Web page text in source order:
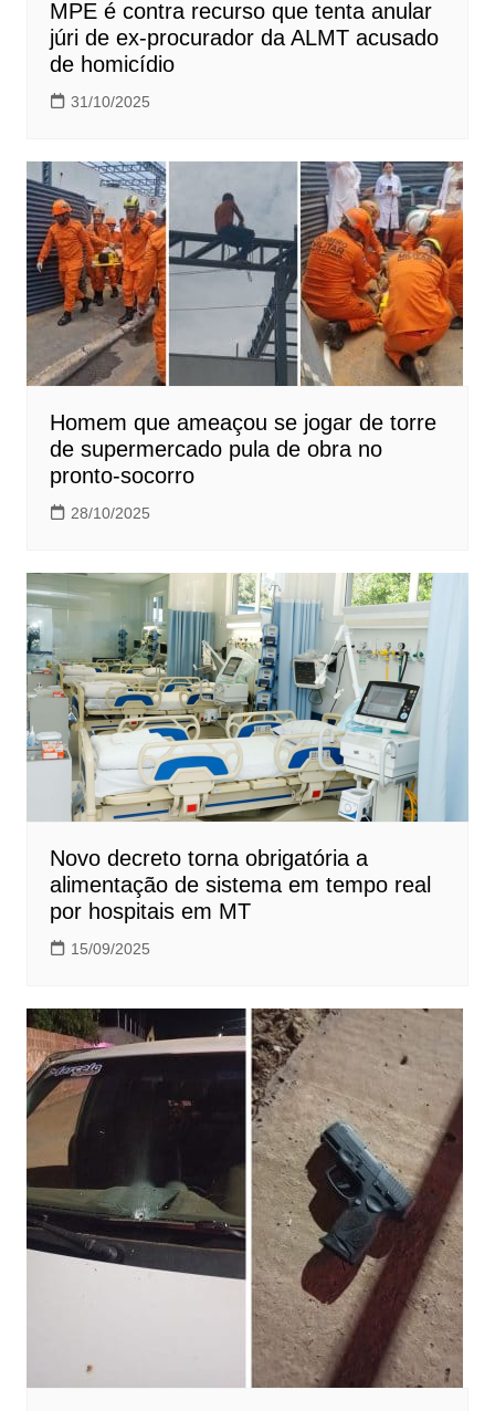
MPE é contra recurso que tenta anular
júri de ex-procurador da ALMT acusado
de homicídio
31/10/2025
Homem que ameaçou se jogar de torre
de supermercado pula de obra no
pronto-socorro
28/10/2025
Novo decreto torna obrigatória a
alimentação de sistema em tempo real
por hospitais em MT
15/09/2025